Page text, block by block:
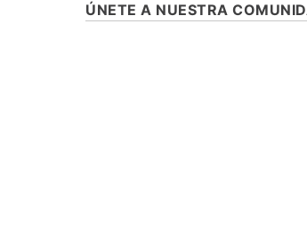
ÚNETE A NUESTRA